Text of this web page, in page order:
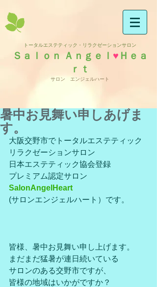
トータルエステティック・リラクゼーションサロン
Ｓａｌｏｎ Ａｎｇｅｌ ♥ Ｈｅａ
ｒｔ
サロン エンジェルハート
暑中お見舞い申しあげま
す。
大阪交野市でトータルエステティック
リラクゼーションサロン
日本エステティック協会登録
プレミアム認定サロン
SalonAngelHeart
(サロンエンジェルハート）です。
皆様、暑中お見舞い申し上げます。
まだまだ猛暑が連日続いている
サロンのある交野市ですが、
皆様の地域はいかがですか？